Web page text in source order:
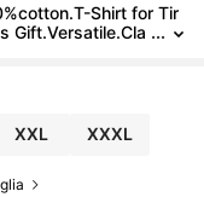
Shirt for Tir
Gift.Versatile.Cla
XXL XXXL